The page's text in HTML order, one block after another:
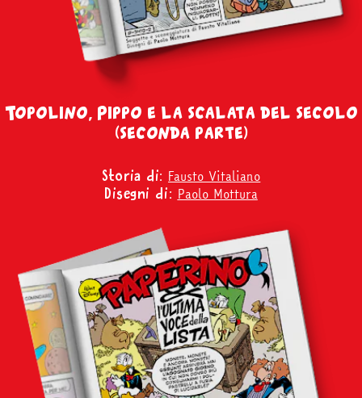
Topolino, Pippo e la scalata del secolo
(seconda parte)
Storia di: Fausto Vitaliano
Disegni di: Paolo Mottura